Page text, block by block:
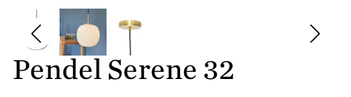
Pendel Serene 32